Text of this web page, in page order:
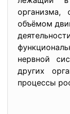
организма,
объёмом
нервной
других
процессы